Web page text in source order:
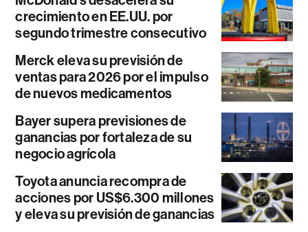
crecimiento en EE.UU. por
segundo trimestre consecutivo
Merck eleva su previsión de
ventas para 2026 por el impulso
de nuevos medicamentos
Bayer supera previsiones de
ganancias por fortaleza de su
negocio agrícola
Toyota anuncia recompra de
acciones por US$6.300 millones
y eleva su previsión de ganancias